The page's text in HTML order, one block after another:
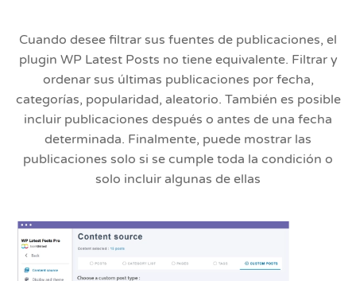
Cuando desee filtrar sus fuentes de publicaciones, el
plugin WP Latest Posts no tiene equivalente. Filtrar y
ordenar sus últimas publicaciones por fecha,
categorías, popularidad, aleatorio. También es posible
incluir publicaciones después o antes de una fecha
determinada. Finalmente, puede mostrar las
publicaciones solo si se cumple toda la condición o
solo incluir algunas de ellas